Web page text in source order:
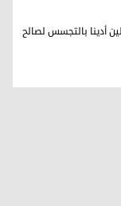
أدينا بالتجسس لصالح